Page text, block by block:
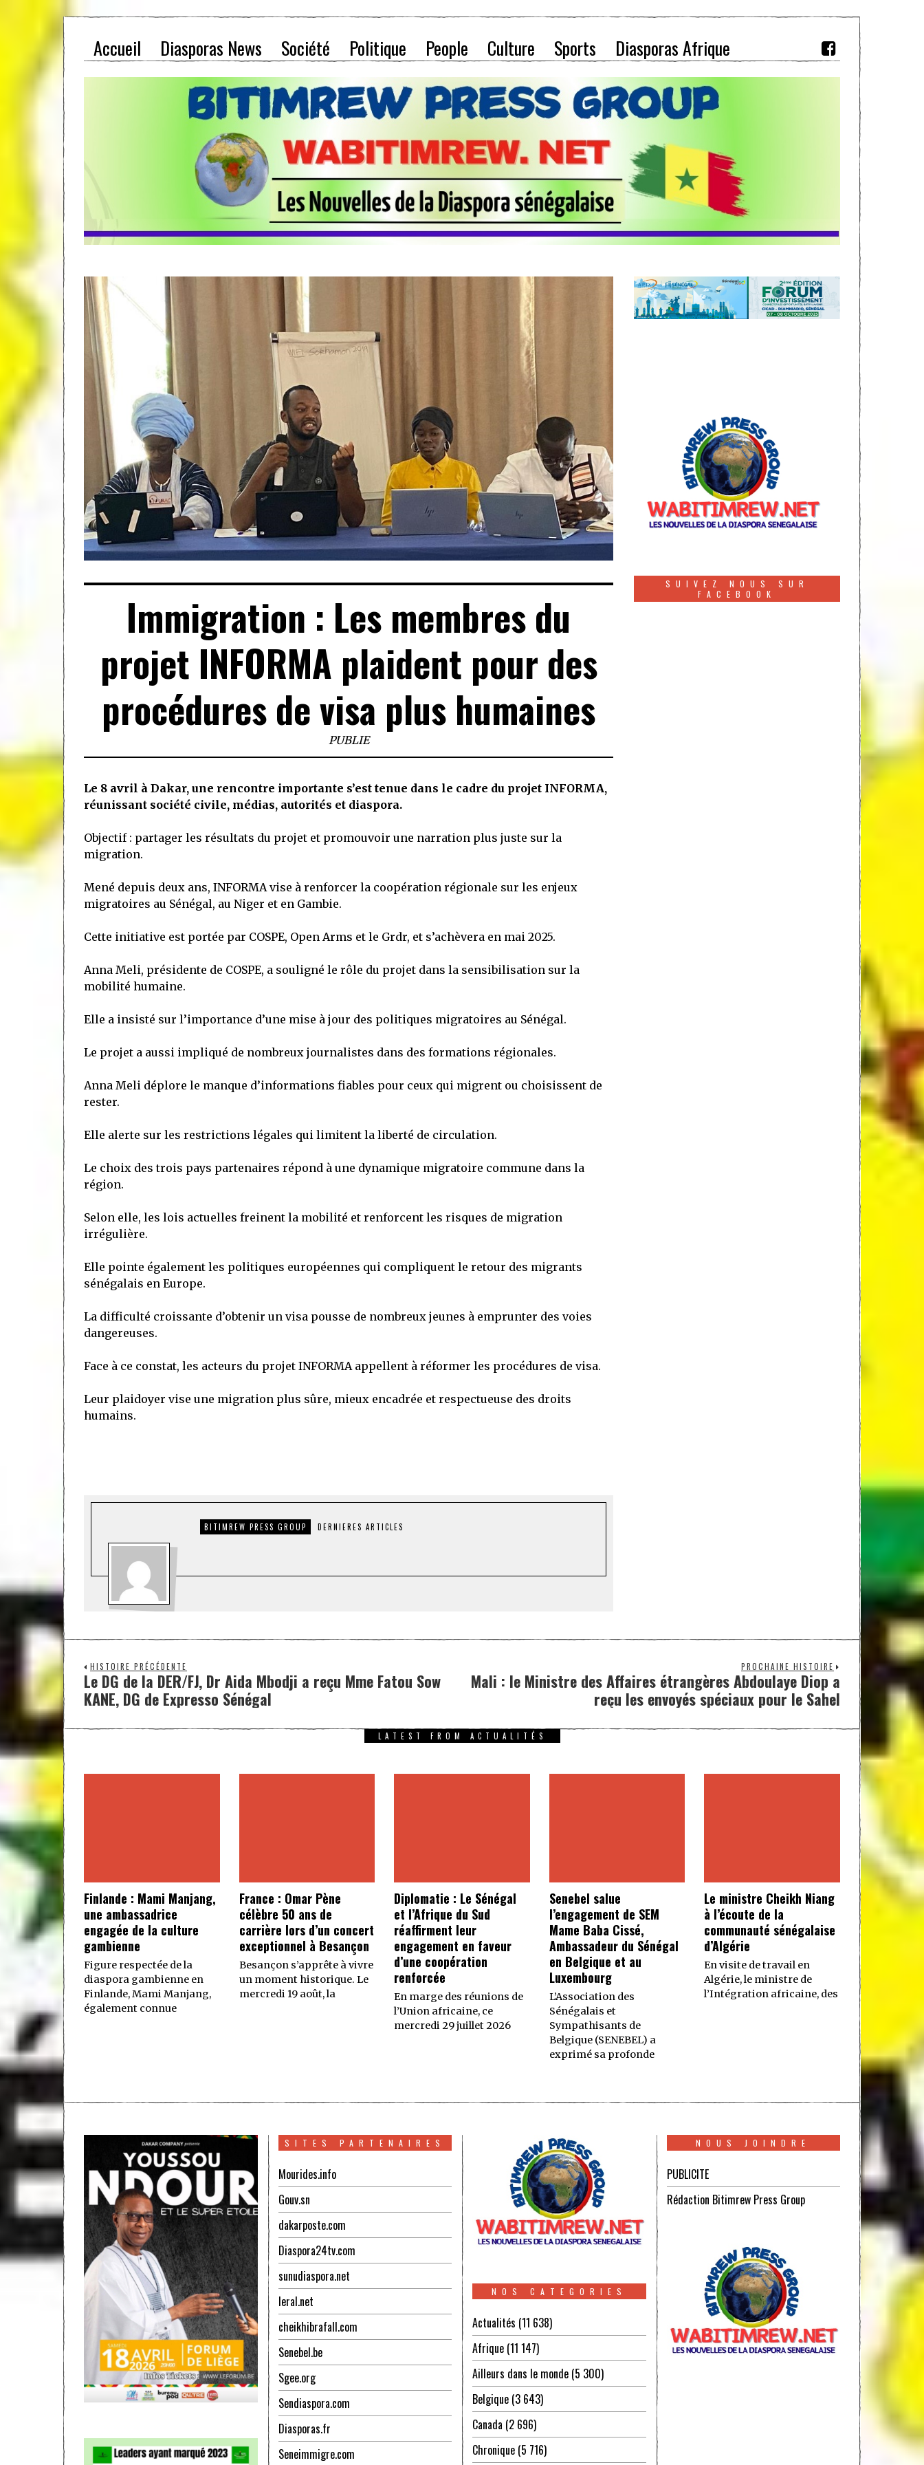
Accueil Diasporas News Société Politique People Culture Sports Diasporas Afrique
Immigration : Les membres du
projet INFORMA plaident pour des
procédures de visa plus humaines
PUBLIE
Le 8 avril à Dakar, une rencontre importante s’est tenue dans le cadre du projet INFORMA,
réunissant société civile, médias, autorités et diaspora.
Objectif : partager les résultats du projet et promouvoir une narration plus juste sur la
migration.
Mené depuis deux ans, INFORMA vise à renforcer la coopération régionale sur les enjeux
migratoires au Sénégal, au Niger et en Gambie.
Cette initiative est portée par COSPE, Open Arms et le Grdr, et s’achèvera en mai 2025.
Anna Meli, présidente de COSPE, a souligné le rôle du projet dans la sensibilisation sur la
mobilité humaine.
Elle a insisté sur l’importance d’une mise à jour des politiques migratoires au Sénégal.
Le projet a aussi impliqué de nombreux journalistes dans des formations régionales.
Anna Meli déplore le manque d’informations fiables pour ceux qui migrent ou choisissent de
rester.
Elle alerte sur les restrictions légales qui limitent la liberté de circulation.
Le choix des trois pays partenaires répond à une dynamique migratoire commune dans la
région.
Selon elle, les lois actuelles freinent la mobilité et renforcent les risques de migration
irrégulière.
Elle pointe également les politiques européennes qui compliquent le retour des migrants
sénégalais en Europe.
La difficulté croissante d’obtenir un visa pousse de nombreux jeunes à emprunter des voies
dangereuses.
Face à ce constat, les acteurs du projet INFORMA appellent à réformer les procédures de visa.
Leur plaidoyer vise une migration plus sûre, mieux encadrée et respectueuse des droits
humains.
BITIMREW PRESS GROUP DERNIERES ARTICLES
SUIVEZ NOUS SUR
FACEBOOK
HISTOIRE PRÉCÉDENTE
Le DG de la DER/FJ, Dr Aida Mbodji a reçu Mme Fatou Sow
KANE, DG de Expresso Sénégal
PROCHAINE HISTOIRE
Mali : le Ministre des Affaires étrangères Abdoulaye Diop a
reçu les envoyés spéciaux pour le Sahel
LATEST FROM ACTUALITÉS
Finlande : Mami Manjang,
une ambassadrice
engagée de la culture
gambienne
Figure respectée de la
diaspora gambienne en
Finlande, Mami Manjang,
également connue
France : Omar Pène
célèbre 50 ans de
carrière lors d’un concert
exceptionnel à Besançon
Besançon s’apprête à vivre
un moment historique. Le
mercredi 19 août, la
Diplomatie : Le Sénégal
et l’Afrique du Sud
réaffirment leur
engagement en faveur
d’une coopération
renforcée
En marge des réunions de
l’Union africaine, ce
mercredi 29 juillet 2026
Senebel salue
l’engagement de SEM
Mame Baba Cissé,
Ambassadeur du Sénégal
en Belgique et au
Luxembourg
L’Association des
Sénégalais et
Sympathisants de
Belgique (SENEBEL) a
exprimé sa profonde
Le ministre Cheikh Niang
à l’écoute de la
communauté sénégalaise
d’Algérie
En visite de travail en
Algérie, le ministre de
l’Intégration africaine, des
SITES PARTENAIRES
Mourides.info
Gouv.sn
dakarposte.com
Diaspora24tv.com
sunudiaspora.net
leral.net
cheikhibrafall.com
Senebel.be
Sgee.org
Sendiaspora.com
Diasporas.fr
Seneimmigre.com
NOS CATEGORIES
Actualités (11 638)
Afrique (11 147)
Ailleurs dans le monde (5 300)
Belgique (3 643)
Canada (2 696)
Chronique (5 716)
NOUS JOINDRE
PUBLICITE
Rédaction Bitimrew Press Group